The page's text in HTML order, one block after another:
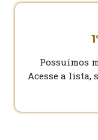
Possuímos
Acesse a lista,